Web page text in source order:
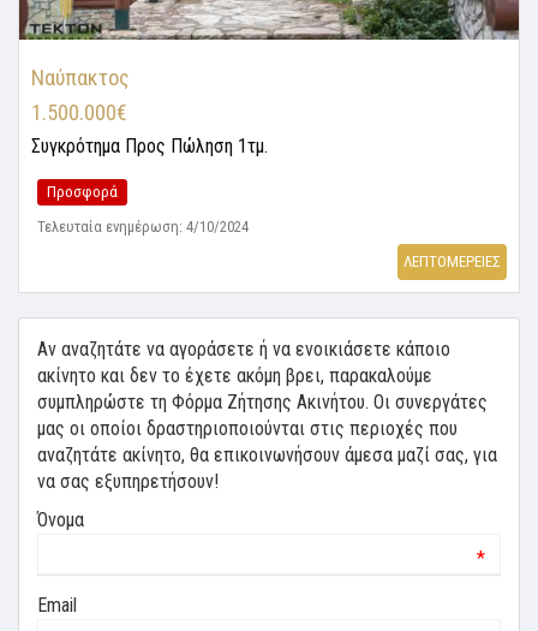
Ναύπακτος
1.500.000€
Συγκρότημα Προς Πώληση 1τμ.
Προσφορά
Τελευταία ενημέρωση: 4/10/2024
ΛΕΠΤΟΜΕΡΕΙΕΣ
Αν αναζητάτε να αγοράσετε ή να ενοικιάσετε κάποιο
ακίνητο και δεν το έχετε ακόμη βρει, παρακαλούμε
συμπληρώστε τη Φόρμα Ζήτησης Ακινήτου. Οι συνεργάτες
μας οι οποίοι δραστηριοποιούνται στις περιοχές που
αναζητάτε ακίνητο, θα επικοινωνήσουν άμεσα μαζί σας, για
να σας εξυπηρετήσουν!
Όνομα
*
Email